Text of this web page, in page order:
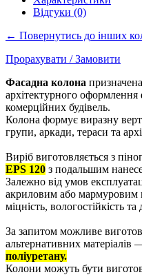
Відгуки (0)
← Повернутись до інших
Прорахувати / Замовити
Фасадна колона
архітектурного
комерційних будівель.
Колона формує виразну
групи, аркади, тераси та
Виріб виготовляється з
EPS 120 з подальшим
Залежно від умов
акриловим або мармуровим
міцність, вологостійкість
За запитом можливе
альтернативних матеріалів
поліуретану.
Колони можуть бути